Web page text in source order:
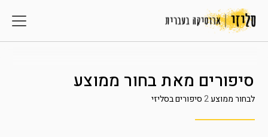
סיפורים מאת בחור ממוצע
לבחור ממוצע2סיפורים בסליזי